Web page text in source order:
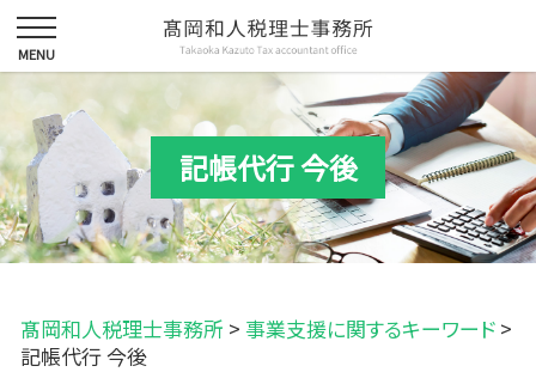
記帳代行 今後
髙岡和人税理士事務所 > 事業支援に関するキーワード >
記帳代行 今後